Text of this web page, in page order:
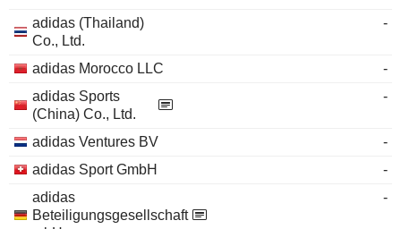
adidas (Thailand)
Co., Ltd.
-
adidas Morocco LLC
-
adidas Sports
(China) Co., Ltd.
-
adidas Ventures BV
-
adidas Sport GmbH
-
adidas
Beteiligungsgesellschaft
-